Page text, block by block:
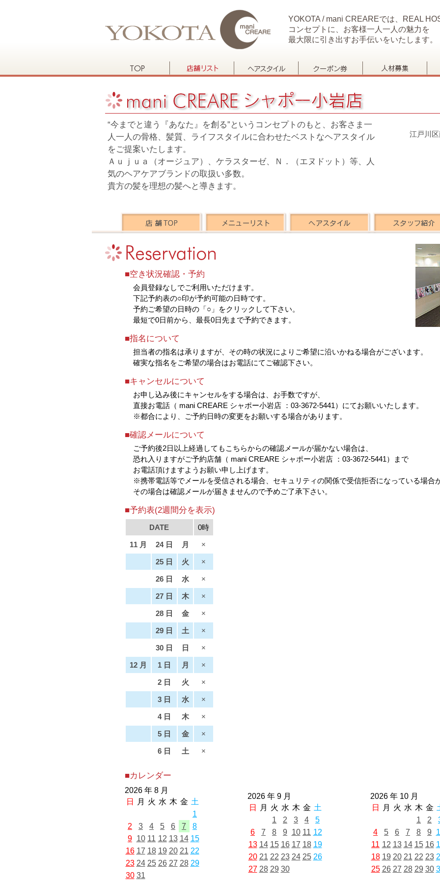
YOKOTA / mani CREAREでは、REAL
コンセプトに、お客様一人一人の魅力を
最大限に引き出すお手伝いをいたします。
“今までと違う『あなた』を創る”というコンセプトのもと、お客さま一
人一人の骨格、髪質、ライフスタイルに合わせたベストなヘアスタイル
をご提案いたします。
Ａｕｊｕａ（オージュア）、ケラスターゼ、Ｎ．（エヌドット）等、人
気のヘアケアブランドの取扱い多数。
貴方の髪を理想の髪へと導きます。
江戸川
■空き状況確認・予約
会員登録なしでご利用いただけます。
下記予約表の○印が予約可能の日時です。
予約ご希望の日時の「○」をクリックして下さい。
最短で0日前から、最長0日先まで予約できます。
■指名について
担当者の指名は承りますが、その時の状況によりご希望に沿いかねる場合がございます。
確実な指名をご希望の場合はお電話にてご確認下さい。
■キャンセルについて
お申し込み後にキャンセルをする場合は、お手数ですが、
直接お電話（ mani CREARE シャポー小岩店 ：03-3672-5441）にてお願いいたします。
※都合により、ご予約日時の変更をお願いする場合があります。
■確認メールについて
ご予約後2日以上経過してもこちらからの確認メールが届かない場合は、
恐れ入りますがご予約店舗（ mani CREARE シャポー小岩店 ：03-3672-5441）まで
お電話頂けますようお願い申し上げます。
※携帯電話等でメールを受信される場合、セキュリティの関係で受信拒否になっている場合
その場合は確認メールが届きませんので予めご了承下さい。
■予約表(2週間分を表示)
DATE 0時
11 月 24 日 月 ×
25 日 火 ×
26 日 水 ×
27 日 木 ×
28 日 金 ×
29 日 土 ×
30 日 日 ×
12 月 1 日 月 ×
2 日 火 ×
3 日 水 ×
4 日 木 ×
5 日 金 ×
6 日 土 ×
■カレンダー
2026 年 8 月
日
月 火 水 木 金 土
1
2
3 4 5 6 7
8
9 10 11 12 13 14 15
16 17 18 19 20 21 22
23 24 25 26 27 28 29
30 31
2026 年 9 月
日
月 火 水 木 金 土
1
2 3 4
5
6
7 8 9 10 11 12
13 14 15 16 17 18 19
20 21 22 23 24 25 26
27 28 29 30
2026 年 10 月
日
月 火 水 木 金
1
2
4
5 6 7 8 9
11 12 13 14 15 16
18 19 20 21 22 23
25 26 27 28 29 30